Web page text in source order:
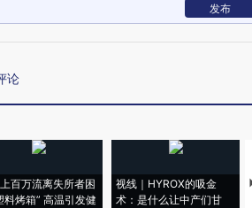
发布
论
百万流离失所者困
料烤箱” 高温引发健
视线｜HYROX的吸金
术：是什么让中产们甘